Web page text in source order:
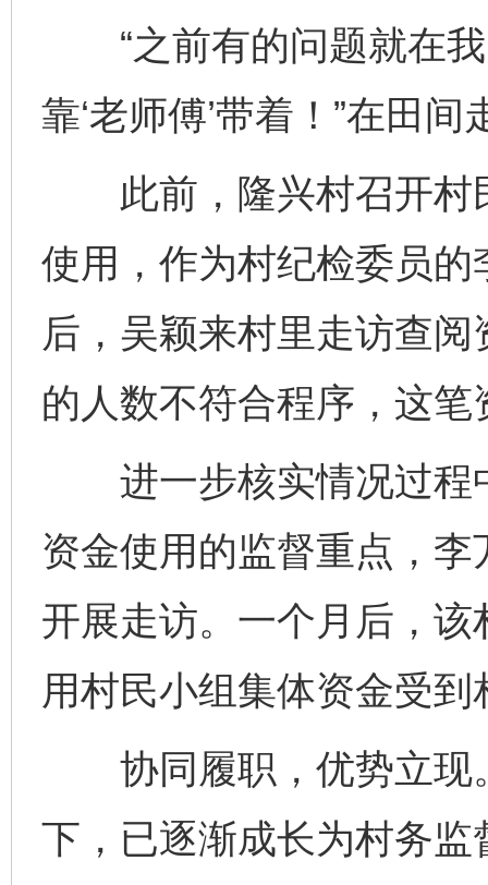
“之前有的问题就在我
靠‘老师傅’带着！”在田
此前，隆兴村召开村
使用，作为村纪检委员
后，吴颖来村里走访查
的人数不符合程序，这
进一步核实情况过程
资金使用的监督重点，
开展走访。一个月后，
用村民小组集体资金受到
协同履职，优势立现
下，已逐渐成长为村务监